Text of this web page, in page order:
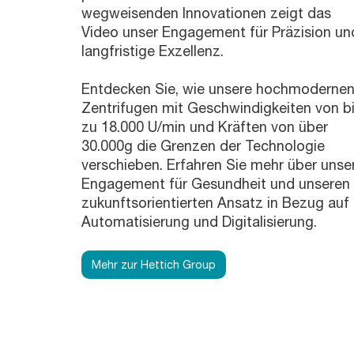
wegweisenden Innovationen zeigt das
Video unser Engagement für Präzision
langfristige Exzellenz.
Entdecken Sie, wie unsere hochmodernen
Zentrifugen mit Geschwindigkeiten von
zu 18.000 U/min und Kräften von über
30.000g die Grenzen der Technologie
verschieben. Erfahren Sie mehr über
Engagement für Gesundheit und unseren
zukunftsorientierten Ansatz in Bezug auf
Automatisierung und Digitalisierung.
Mehr zur Hettich Group